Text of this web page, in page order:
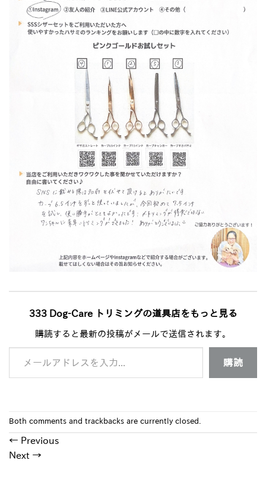
333 Dog-Care トリミングの道具店をもっと見る
購読すると最新の投稿がメールで送信されます。
メールアドレスを入力...
購読
Both comments and trackbacks are currently closed.
← Previous
Next →